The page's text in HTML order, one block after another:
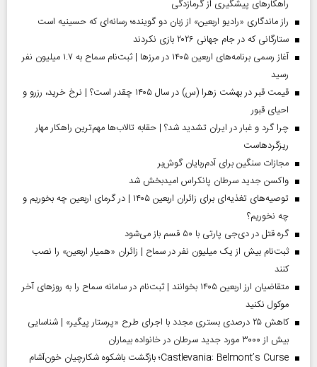
راهکارهای پیشگیری از گرمازدگی
راز ماندگاری «رادیو اربعین» از زبان دو گوینده؛ رسانه‌ای که حسینیه است
ستارگانی که در جام جهانی ۲۰۲۶ بازی نکردند
آغاز رسمی برنامه‌های اربعین ۱۴۰۵ در مرز‌ها | ثبت‌نام سماح به ۱.۷ میلیون نفر
رسید
قیمت قبر در بهشت زهرا (س) در سال ۱۴۰۵ چقدر است؟ | نرخ خرید، رزرو و
احیای قبور
چرا گرد و غبار در ایران تشدید شد؟ | حقابه تالاب‌ها مهم‌ترین راهکار مهار
ریزگردهاست
مجازات سنگین برای آدم‌ربایان گوش‌بر
واکسن جدید سرطان پانکراس امیدبخش شد
توصیه‌های تغذیه‌ای برای زائران اربعین ۱۴۰۵ | در گرمای اربعین چه بخوریم و
چه نخوریم؟
گره قتل در دی‌جی پارتی با ۵۰ قسم باز می‌شود
ثبت‌نام بیش از یک میلیون نفر در سماح | زائران «همیار اربعین» را نصب
کنند
متقاضیان ارز اربعین ۱۴۰۵ بخوانند | ثبت‌نام در سامانه سماح را به روز‌های آخر
موکول نکنید
کاهش ۲۵ درصدی بستری مجدد با اجرای طرح «پرستار پیگیر» | شناسایی
بیش از ۳۰۰۰ مورد جدید سرطان در خانواده بیماران
Castlevania: Belmont’s Curse؛ بازگشت باشکوه شکارچیان خون‌آشام